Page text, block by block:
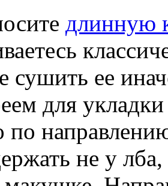
длинную
сушить ее
для
по
не у